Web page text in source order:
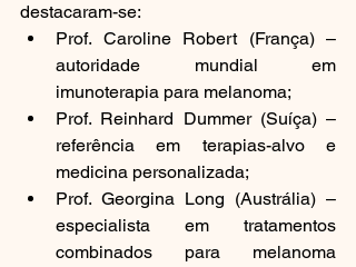
destacaram-se:
Prof. Caroline Robert (França) –
autoridade mundial em
imunoterapia para melanoma;
Prof. Reinhard Dummer (Suíça) –
referência em terapias-alvo e
medicina personalizada;
Prof. Georgina Long (Austrália) –
especialista em tratamentos
combinados para melanoma